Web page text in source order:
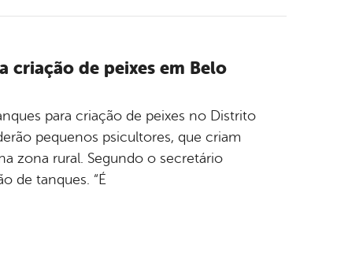
criação de peixes em Belo
para criação de peixes no Distrito
pequenos psicultores, que criam
zona rural. Segundo o secretário
de tanques. “É